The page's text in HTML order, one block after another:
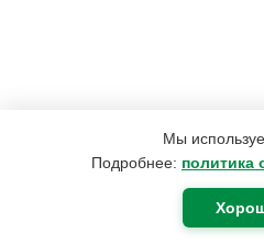
Мы
Подробнее: политика